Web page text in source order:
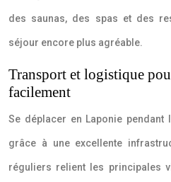
des saunas, des spas et des
séjour encore plus agréable.
Transport et logistique
facilement
Se déplacer en Laponie
grâce à une excellente
réguliers relient les principales